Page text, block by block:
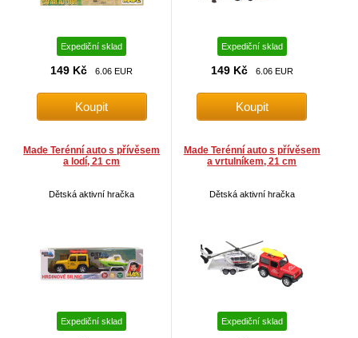
Expediční sklad
149 Kč 6.06 EUR
Expediční sklad
149 Kč 6.06 EUR
Made Terénní auto s přívěsem
a lodí, 21 cm
Dětská aktivní hračka
Expediční sklad
Made Terénní auto s přívěsem
a vrtulníkem, 21 cm
Dětská aktivní hračka
Expediční sklad